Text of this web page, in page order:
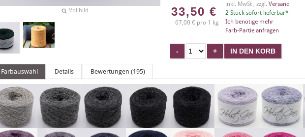
Vollbild 33,50 €
67,00 € pro 1 kg
inkl. MwSt , zzgl. Versand
2 Stück sofort lieferbar*
Ich benötige mehr
Farb-Partie anfragen
Farbauswahl Details Bewertungen (195)
X